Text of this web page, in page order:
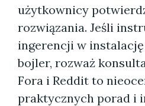
użytkownicy
rozwiązania. Jeśli
ingerencji w
bojler, rozważ
Fora i Reddit to
praktycznych porad i